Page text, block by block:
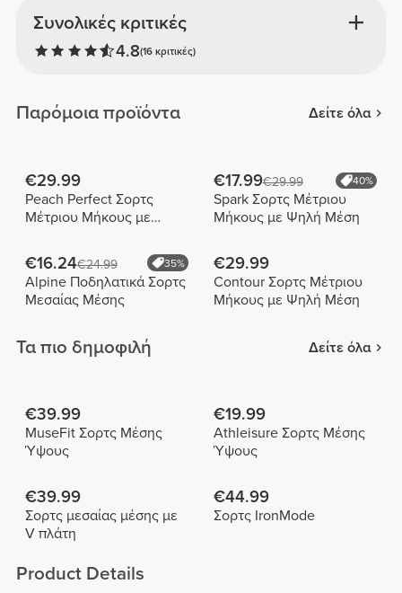
Συνολικές κριτικές
4.8(16 κριτικές)
Παρόμοια προϊόντα Δείτε όλα
€29.99
Peach Perfect Σορτς
Μέτριου Μήκους με
€17.99€29.99 40%
Spark Σορτς Μέτριου
Μήκους με Ψηλή Μέση
€16.24€24.99 35%
Alpine Ποδηλατικά Σορτς
Μεσαίας Μέσης
€29.99
Contour Σορτς Μέτριου
Μήκους με Ψηλή Μέση
Τα πιο δημοφιλή Δείτε όλα
€39.99
MuseFit Σορτς Μέσης
Ύψους
€19.99
Athleisure Σορτς Μέσης
Ύψους
€39.99
Σορτς μεσαίας μέσης με
V πλάτη
€44.99
Σορτς IronMode
Product Details